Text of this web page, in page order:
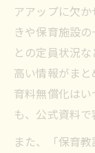
アアップに欠
きや保育施設
との定員状況
高い情報がま
育料無償化は
も、公式資料で
また、「保育